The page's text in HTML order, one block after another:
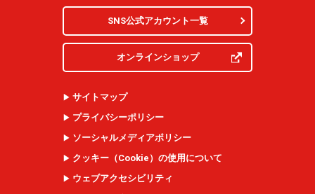
SNS公式アカウント一覧
オンラインショップ
サイトマップ
プライバシーポリシー
ソーシャルメディアポリシー
クッキー（Cookie ）の使用について
ウェブアクセシビリティ